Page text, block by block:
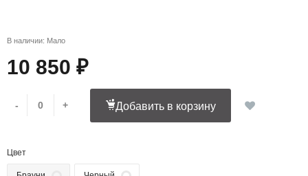
В наличии: Мало
10 850 ₽
- + Добавить в корзину
Цвет